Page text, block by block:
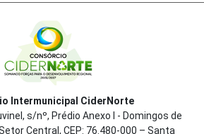
Intermunicipal CiderNorte
s/nº, Prédio Anexo I - Domingos de
Central, CEP: 76.480-000 – Santa